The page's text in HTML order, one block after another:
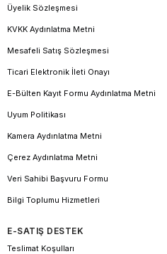
Üyelik Sözleşmesi
KVKK Aydınlatma Metni
Mesafeli Satış Sözleşmesi
Ticari Elektronik İleti Onayı
E-Bülten Kayıt Formu Aydınlatma Metni
Uyum Politikası
Kamera Aydınlatma Metni
Çerez Aydınlatma Metni
Veri Sahibi Başvuru Formu
Bilgi Toplumu Hizmetleri
E-SATIŞ DESTEK
Teslimat Koşulları